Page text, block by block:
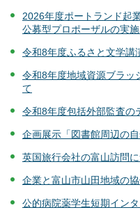
2026年度ポートランド起
公募型プロポーザルの実
令和8年度ふるさと文学講
令和8年度地域資源ブラッ
て
令和8年度包括外部監査の
企画展示「図書館周辺の
英国旅行会社の富山訪問
企業と富山市山田地域の
公的病院薬学生短期イン